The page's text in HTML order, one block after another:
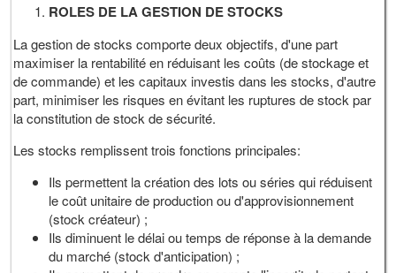
ROLES DE LA GESTION DE STOCKS
La gestion de stocks comporte deux objectifs, d'une part
maximiser la rentabilité en réduisant les coûts (de stockage et
de commande) et les capitaux investis dans les stocks, d'autre
part, minimiser les risques en évitant les ruptures de stock par
la constitution de stock de sécurité.
Les stocks remplissent trois fonctions principales:
Ils permettent la création des lots ou séries qui réduisent
le coût unitaire de production ou d'approvisionnement
(stock créateur) ;
Ils diminuent le délai ou temps de réponse à la demande
du marché (stock d'anticipation) ;